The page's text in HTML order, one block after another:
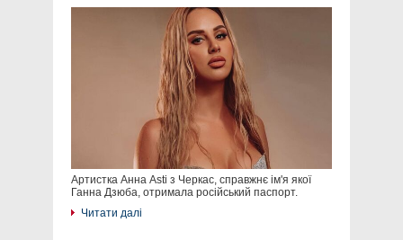
Артистка Анна Asti з Черкас, справжнє ім'я якої
Ганна Дзюба, отримала російський паспорт.
Читати далі